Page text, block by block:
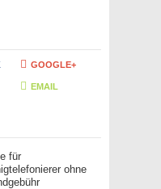
GOOGLE+
EMAIL
für
ohne